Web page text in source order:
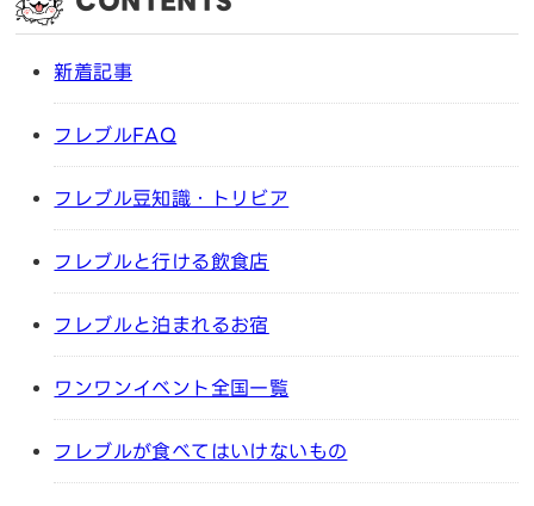
新着記事
フレブルFAQ
フレブル豆知識・トリビア
フレブルと行ける飲食店
フレブルと泊まれるお宿
ワンワンイベント全国一覧
フレブルが食べてはいけないもの